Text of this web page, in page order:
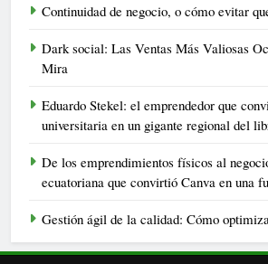
Continuidad de negocio, o cómo evitar
Dark social: Las Ventas Más Valiosas
Mira
Eduardo Stekel: el emprendedor que
universitaria en un gigante regional del
De los emprendimientos físicos al
ecuatoriana que convirtió Canva en una
Gestión ágil de la calidad: Cómo